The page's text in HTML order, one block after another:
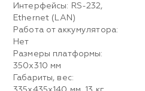
Интерфейсы: RS-232,
Ethernet (LAN)
Работа от аккумулятора:
Нет
Размеры платформы:
350х310 мм
Габариты, вес: